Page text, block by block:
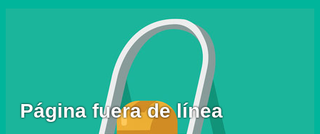
Página fuera de línea